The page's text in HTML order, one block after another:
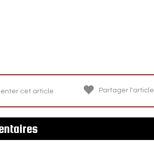
cet article Partager l'article